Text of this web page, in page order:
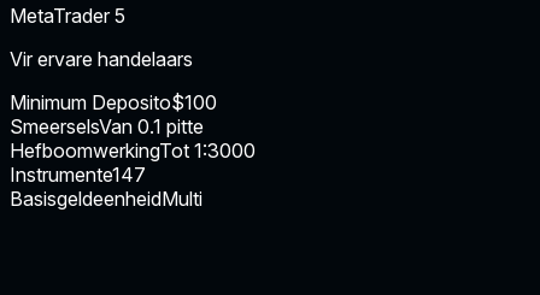
MetaTrader 5
Vir ervare handelaars
Minimum Deposito$100
SmeerselsVan 0.1 pitte
HefboomwerkingTot 1:3000
Instrumente147
BasisgeldeenheidMulti